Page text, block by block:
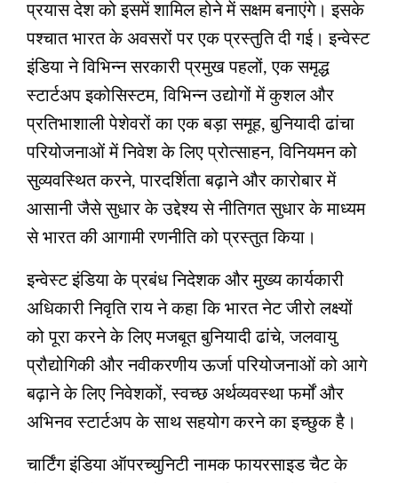
प्रयास देश को इसमें शामिल होने में सक्षम बनाएंगे। इसके
पश्चात भारत के अवसरों पर एक प्रस्तुति दी गई। इन्वेस्ट
इंडिया ने विभिन्न सरकारी प्रमुख पहलों, एक समृद्ध
स्टार्टअप इकोसिस्टम, विभिन्न उद्योगों में कुशल और
प्रतिभाशाली पेशेवरों का एक बड़ा समूह, बुनियादी ढांचा
परियोजनाओं में निवेश के लिए प्रोत्साहन, विनियमन को
सुव्यवस्थित करने, पारदर्शिता बढ़ाने और कारोबार में
आसानी जैसे सुधार के उद्देश्य से नीतिगत सुधार के माध्यम
से भारत की आगामी रणनीति को प्रस्तुत किया।
इन्वेस्ट इंडिया के प्रबंध निदेशक और मुख्य कार्यकारी
अधिकारी निवृति राय ने कहा कि भारत नेट जीरो लक्ष्यों
को पूरा करने के लिए मजबूत बुनियादी ढांचे, जलवायु
प्रौद्योगिकी और नवीकरणीय ऊर्जा परियोजनाओं को आगे
बढ़ाने के लिए निवेशकों, स्वच्छ अर्थव्यवस्था फर्मों और
अभिनव स्टार्टअप के साथ सहयोग करने का इच्छुक है।
चार्टिंग इंडिया ऑपरच्युनिटी नामक फायरसाइड चैट के